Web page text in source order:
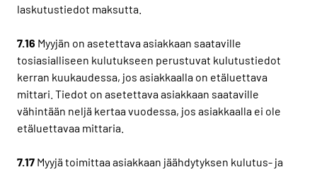
laskutustiedot maksutta.
7.16 Myyjän on asetettava asiakkaan saataville
tosiasialliseen kulutukseen perustuvat kulutustiedot
kerran kuukaudessa, jos asiakkaalla on etäluettava
mittari. Tiedot on asetettava asiakkaan saataville
vähintään neljä kertaa vuodessa, jos asiakkaalla ei ole
etäluettavaa mittaria.
7.17 Myyjä toimittaa asiakkaan jäähdytyksen kulutus- ja